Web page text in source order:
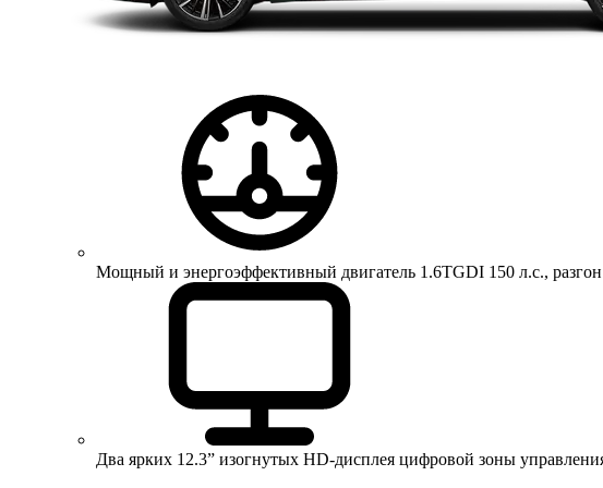
Мощный и энергоэффективный двигатель 1.6TGDI 150 л.с., разгон
Два ярких 12.3” изогнутых HD-дисплея цифровой зоны